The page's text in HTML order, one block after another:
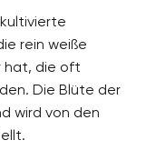
rein weiße
hat, die oft
Die Blüte der
wird von den